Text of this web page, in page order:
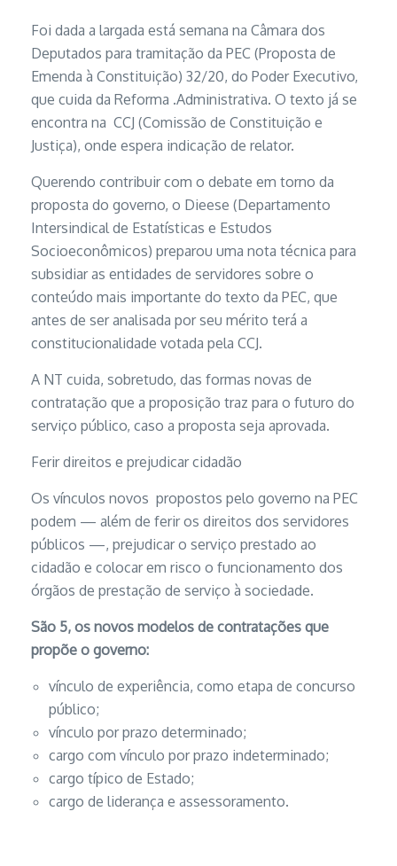
Foi dada a largada está semana na Câmara dos
Deputados para tramitação da PEC (Proposta de
Emenda à Constituição) 32/20, do Poder Executivo,
que cuida da Reforma .Administrativa. O texto já se
encontra na CCJ (Comissão de Constituição e
Justiça), onde espera indicação de relator.
Querendo contribuir com o debate em torno da
proposta do governo, o Dieese (Departamento
Intersindical de Estatísticas e Estudos
Socioeconômicos) preparou uma nota técnica para
subsidiar as entidades de servidores sobre o
conteúdo mais importante do texto da PEC, que
antes de ser analisada por seu mérito terá a
constitucionalidade votada pela CCJ.
A NT cuida, sobretudo, das formas novas de
contratação que a proposição traz para o futuro do
serviço público, caso a proposta seja aprovada.
Ferir direitos e prejudicar cidadão
Os vínculos novos propostos pelo governo na PEC
podem — além de ferir os direitos dos servidores
públicos —, prejudicar o serviço prestado ao
cidadão e colocar em risco o funcionamento dos
órgãos de prestação de serviço à sociedade.
São 5, os novos modelos de contratações que
propõe o governo:
vínculo de experiência, como etapa de concurso
público;
vínculo por prazo determinado;
cargo com vínculo por prazo indeterminado;
cargo típico de Estado;
cargo de liderança e assessoramento.